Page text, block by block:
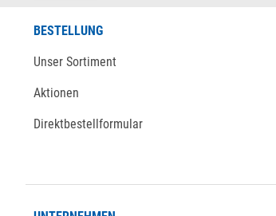
BESTELLUNG
Unser Sortiment
Aktionen
Direktbestellformular